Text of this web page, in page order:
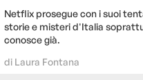
Netflix prosegue con i suoi
storie e misteri d'Italia
conosce già.
di Laura Fontana